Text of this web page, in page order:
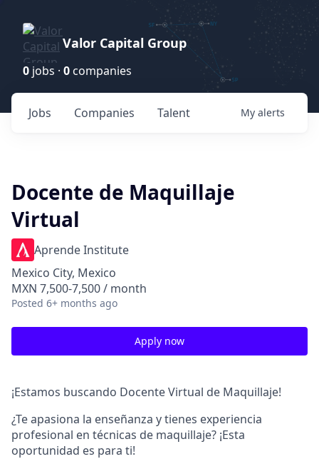
Valor Capital Group
0 jobs · 0 companies
Jobs Companies Talent My alerts
Docente de Maquillaje
Virtual
Aprende Institute
Mexico City, Mexico
MXN 7,500-7,500 / month
Posted 6+ months ago
Apply now
¡Estamos buscando Docente Virtual de Maquillaje!
¿Te apasiona la enseñanza y tienes experiencia
profesional en técnicas de maquillaje? ¡Esta
oportunidad es para ti!